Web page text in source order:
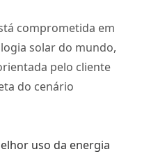
comprometida em
solar do mundo,
pelo cliente
do cenário
uso da energia